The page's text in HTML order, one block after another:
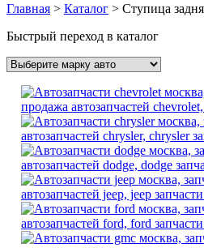
Главная > Каталог > Ступица
Быстрый переход в каталог